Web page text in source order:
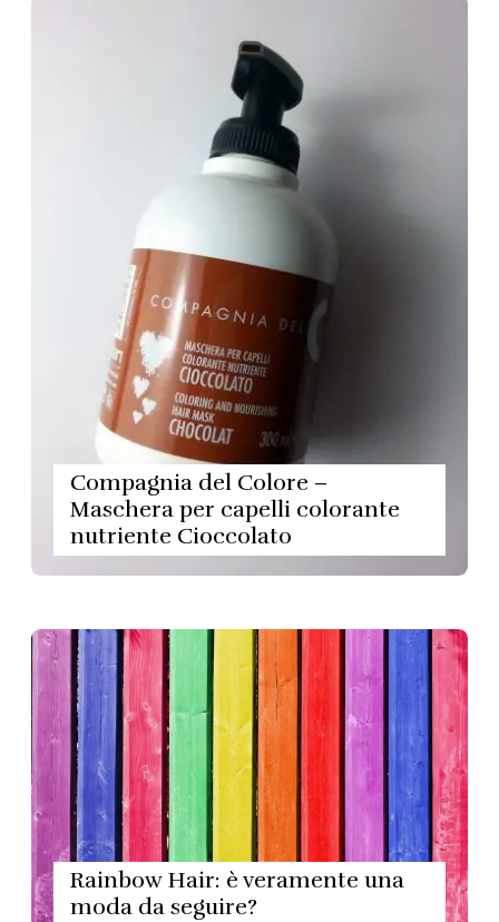
Compagnia del Colore –
Maschera per capelli colorante
nutriente Cioccolato
Rainbow Hair: è veramente una
moda da seguire?